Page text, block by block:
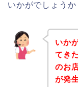
いかがでしょうか
いか
てき
のお
が発